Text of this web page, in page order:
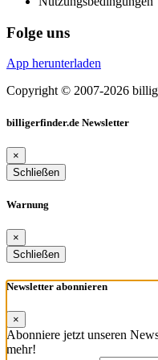
Folge uns
App herunterladen
Copyright © 2007-2026
billigerfinder.de Newsletter
×
Schließen
Warnung
×
Schließen
Newsletter abonnieren
×
Abonniere jetzt unseren
mehr!